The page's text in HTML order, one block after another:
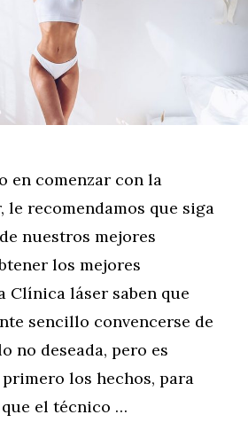
en comenzar con la
le recomendamos que siga
nuestros mejores
los mejores
Clínica láser saben que
sencillo convencerse de
no deseada, pero es
los hechos, para
el técnico …